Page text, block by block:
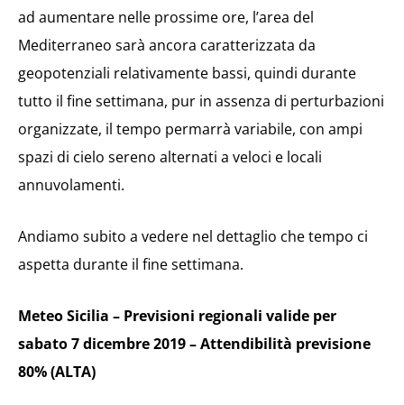
ad aumentare nelle prossime ore, l’area del
Mediterraneo sarà ancora caratterizzata da
geopotenziali relativamente bassi, quindi durante
tutto il fine settimana, pur in assenza di perturbazioni
organizzate, il tempo permarrà variabile, con ampi
spazi di cielo sereno alternati a veloci e locali
annuvolamenti.
Andiamo subito a vedere nel dettaglio che tempo ci
aspetta durante il fine settimana.
Meteo Sicilia – Previsioni regionali valide per
sabato 7 dicembre 2019 – Attendibilità previsione
80% (ALTA)